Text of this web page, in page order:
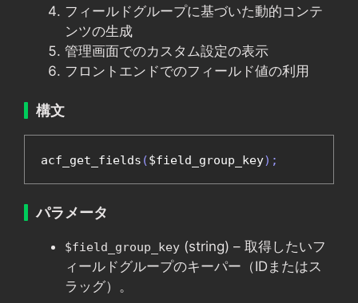
フィールドグループに基づいた動的コンテ
ンツの生成
管理画面でのカスタム設定の表示
フロントエンドでのフィールド値の利用
構文
acf_get_fields ($field_group_key);
パラメータ
$field_group_key (string) – 取得したいフ
ィールドグループのキーパー（IDまたはス
ラッグ）。